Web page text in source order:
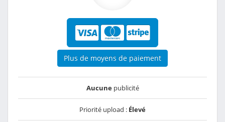
Plus de moyens de paiement
Aucunepublicité
Priorité upload : Élevé